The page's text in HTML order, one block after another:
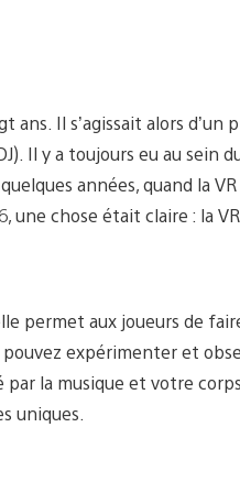
Il s’agissait alors d’un
Il y a toujours eu au sein
années, quand la VR
une chose était claire : la
permet aux joueurs de
expérimenter et
la musique et votre
uniques.